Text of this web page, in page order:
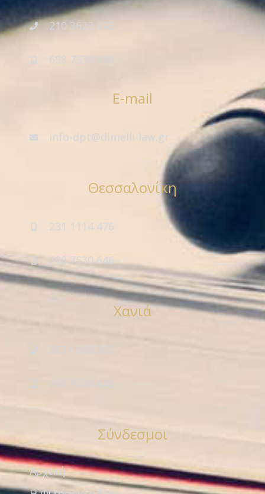
210 3623 876
698 7530 646
E-mail
info-dpt@dimelli-law.gr
Θεσσαλονίκη
231 1114 476
698 7530 646
Χανιά
2821 049 367
Σύνδεσμοι
Αρχική